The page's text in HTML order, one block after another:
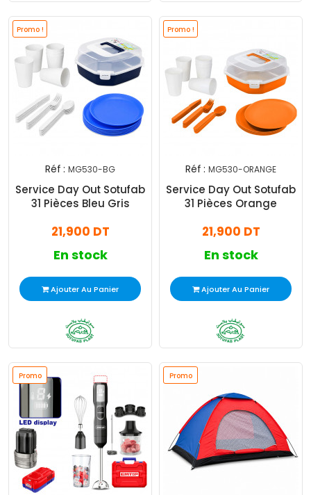
Promo !
Réf : MG530-BG
Service Day Out Sotufab
31 Pièces Bleu Gris
21,900 DT
En stock
Ajouter Au Panier
Promo !
Réf : MG530-ORANGE
Service Day Out Sotufab
31 Pièces Orange
21,900 DT
En stock
Ajouter Au Panier
Promo Promo